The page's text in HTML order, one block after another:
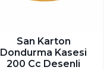
San Karton
Dondurma Kasesi
200 Cc Desenli